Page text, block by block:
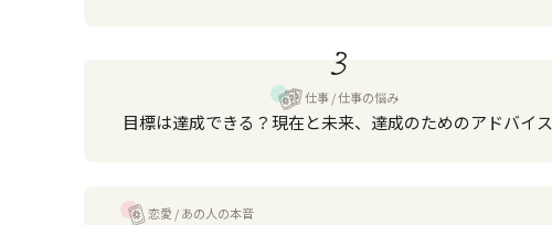
3
仕事 仕事の悩み
目標は達成できる？現在と未来、達成のためのアドバイス
恋愛 あの人の本音